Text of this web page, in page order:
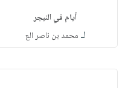
أيام في النيجر
لـ محمد بن ناصر الع